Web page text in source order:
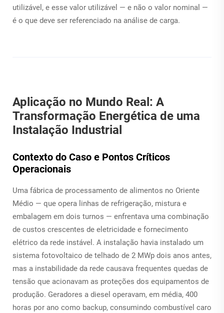
utilizável, e esse valor utilizável — e não o valor nominal —
é o que deve ser referenciado na análise de carga.
Aplicação no Mundo Real: A
Transformação Energética de uma
Instalação Industrial
Contexto do Caso e Pontos Críticos
Operacionais
Uma fábrica de processamento de alimentos no Oriente
Médio — que opera linhas de refrigeração, mistura e
embalagem em dois turnos — enfrentava uma combinação
de custos crescentes de eletricidade e fornecimento
elétrico da rede instável. A instalação havia instalado um
sistema fotovoltaico de telhado de 2 MWp dois anos antes,
mas a instabilidade da rede causava frequentes quedas de
tensão que acionavam as proteções dos equipamentos de
produção. Geradores a diesel operavam, em média, 400
horas por ano como backup, consumindo combustível caro